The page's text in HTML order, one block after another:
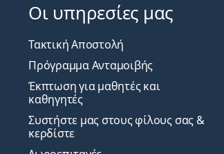
Οι υπηρεσίες μας
Τακτική Αποστολή
Πρόγραμμα Ανταμοιβής
Έκπτωση για μαθητές και
καθηγητές
Συστήστε μας στους φίλους σας &
κερδίστε